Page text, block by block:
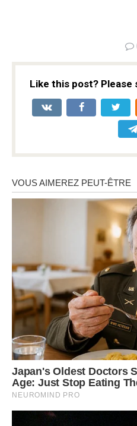
Like this post?